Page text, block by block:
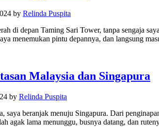
by Relinda Puspita
di depan Taming Sari Tower, tanpa sengaja
menemukan pintu depannya, dan langsung
Malaysia dan Singapura
by Relinda Puspita
saya beranjak menuju Singapura. Dari
agak lama menunggu, busnya datang, dan